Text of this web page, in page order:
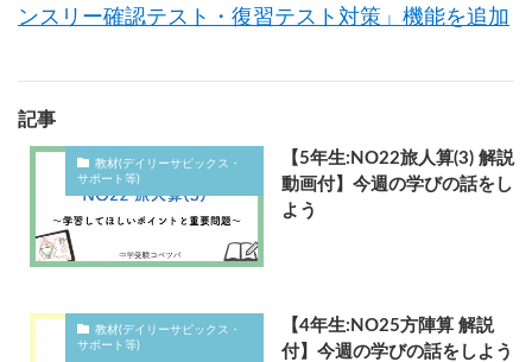
ンスリー確認テスト・復習テスト対策」機能を追加
記事
教材(デイリーサピックス・
サポート等)
【5年生:NO22旅人算(3) 解説
動画付】今週の学びの話をし
よう
教材(デイリーサピックス・
サポート等)
【4年生:NO25方陣算 解説
付】今週の学びの話をしよう